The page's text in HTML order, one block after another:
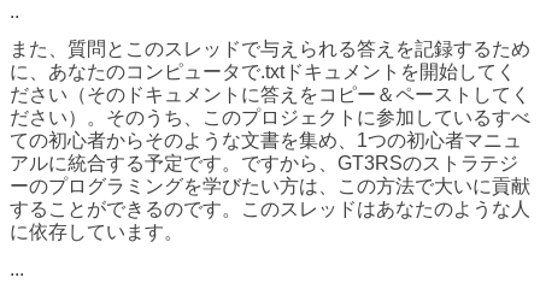
..
また、質問とこのスレッドで与えられる答えを記録するため
に、あなたのコンピュータで.txtドキュメントを開始してく
ださい（そのドキュメントに答えをコピー＆ペーストしてく
ださい）。そのうち、このプロジェクトに参加しているすべ
ての初心者からそのような文書を集め、1つの初心者マニュ
アルに統合する予定です。ですから、GT3RSのストラテジ
ーのプログラミングを学びたい方は、この方法で大いに貢献
することができるのです。このスレッドはあなたのような人
に依存しています。
...